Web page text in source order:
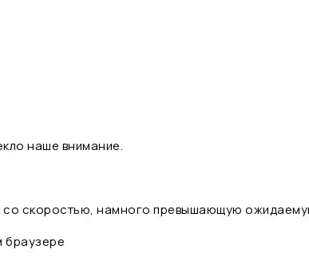
наше внимание.
со скоростью, намного превышающую
браузере